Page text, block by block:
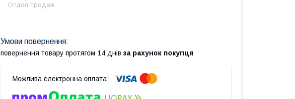
Отдел продаж
повернення товару протягом 14 днів за рахунок покупця